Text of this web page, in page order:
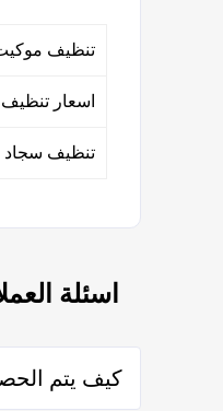
تنظيف
اسعار
تنظيف سجاد
اسئلة
كيف يتم